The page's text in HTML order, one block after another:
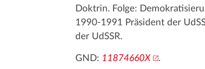
Doktrin. Folge:
1990-1991 Präsident der
der UdSSR.
GND: 11874660X .